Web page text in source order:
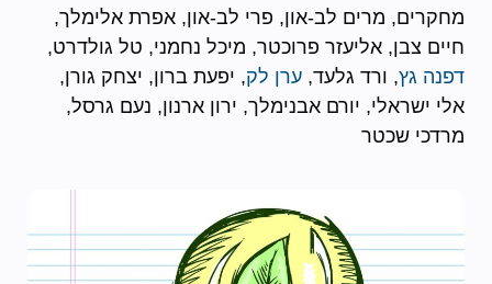
מחקרים, מרים לב-און, פרי לב-און, אפרת אלימלך,
חיים צבן, אליעזר פרוכטר, מיכל נחמני, טל גולדרט,
דפנה גץ, ורד גלעד, ערן לק, יפעת ברון, יצחק גורן,
אלי ישראלי, יורם אבנימלך, ירון ארנון, נעם גרסל,
מרדכי שכטר